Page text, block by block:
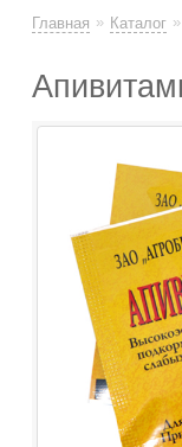
Главная » Каталог »